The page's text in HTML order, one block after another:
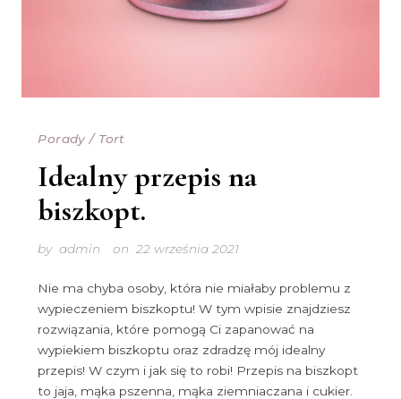
Porady / Tort
Idealny przepis na
biszkopt.
by admin on 22 września 2021
Nie ma chyba osoby, która nie miałaby problemu z
wypieczeniem biszkoptu! W tym wpisie znajdziesz
rozwiązania, które pomogą Ci zapanować na
wypiekiem biszkoptu oraz zdradzę mój idealny
przepis! W czym i jak się to robi! Przepis na biszkopt
to jaja, mąka pszenna, mąka ziemniaczana i cukier.